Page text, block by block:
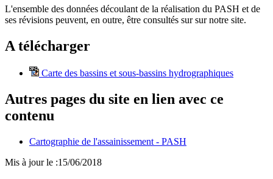
L'ensemble des données découlant de la réalisation du PASH et de
ses révisions peuvent, en outre, être consultés sur sur notre site.
A télécharger
Carte des bassins et sous-bassins hydrographiques
Autres pages du site en lien avec ce
contenu
Cartographie de l'assainissement - PASH
Mis à jour le :15/06/2018